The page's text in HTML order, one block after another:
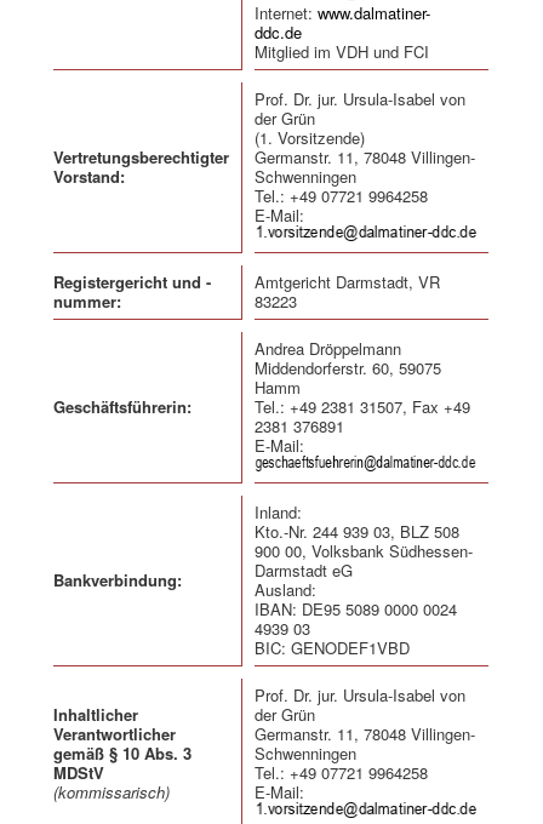
Internet:www.dalmatiner-
ddc.de
Mitglied im VDH und FCI
Vertretungsberechtigter
Vorstand:
Prof. Dr. jur. Ursula-Isabel von
der Grün
(1. Vorsitzende)
Germanstr. 11, 78048 Villingen-
Schwenningen
Tel.: +49 07721 9964258
E-Mail:
Registergericht und -
nummer:
Amtgericht Darmstadt, VR
83223
Geschäftsführerin:
Andrea Dröppelmann
Middendorferstr. 60, 59075
Hamm
Tel.: +49 2381 31507, Fax +49
2381 376891
E-Mail:
Bankverbindung:
Inland:
Kto.-Nr. 244 939 03, BLZ 508
900 00, Volksbank Südhessen-
Darmstadt eG
Ausland:
IBAN: DE95 5089 0000 0024
4939 03
BIC: GENODEF1VBD
Inhaltlicher
Verantwortlicher
gemäß § 10 Abs. 3
MDStV
(kommissarisch)
Prof. Dr. jur. Ursula-Isabel von
der Grün
Germanstr. 11, 78048 Villingen-
Schwenningen
Tel.: +49 07721 9964258
E-Mail: